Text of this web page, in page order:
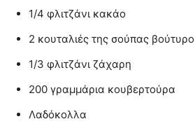
1/4 φλιτζάνι κακάο
2 κουταλιές της σούπας βούτυρο
1/3 φλιτζάνι ζάχαρη
200 γραμμάρια κουβερτούρα
Λαδόκολλα